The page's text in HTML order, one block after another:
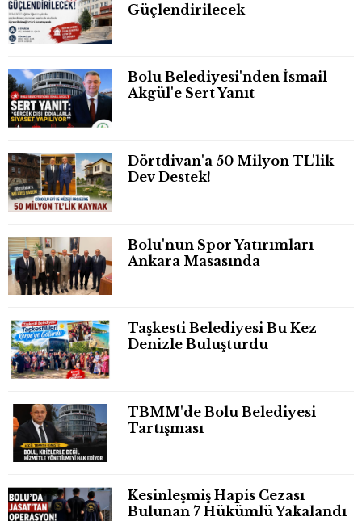
Güçlendirilecek
Bolu Belediyesi'nden İsmail
Akgül'e Sert Yanıt
Dörtdivan'a 50 Milyon TL'lik
Dev Destek!
Bolu'nun Spor Yatırımları
Ankara Masasında
Taşkesti Belediyesi Bu Kez
Denizle Buluşturdu
TBMM'de Bolu Belediyesi
Tartışması
Kesinleşmiş Hapis Cezası
Bulunan 7 Hükümlü Yakalandı